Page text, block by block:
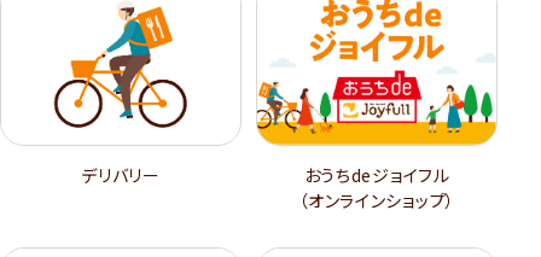
デリバリー
おうちdeジョイフル
（オンラインショップ）